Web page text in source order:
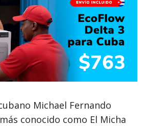
Michael Fernando
conocido como El Micha